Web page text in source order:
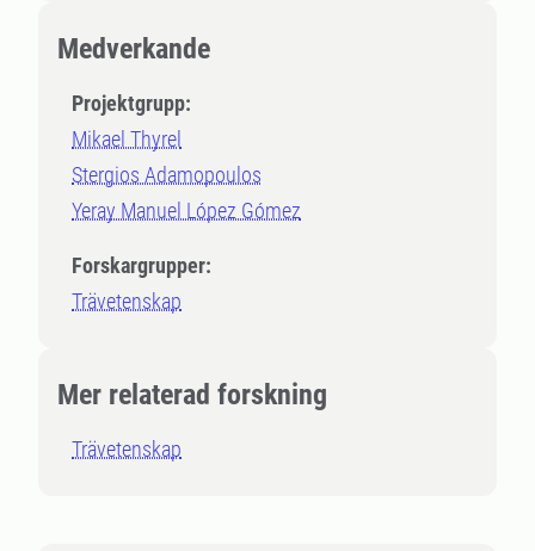
Medverkande
Projektgrupp:
Mikael Thyrel
Stergios Adamopoulos
Yeray Manuel López Gómez
Forskargrupper:
Trävetenskap
Mer relaterad forskning
Trävetenskap